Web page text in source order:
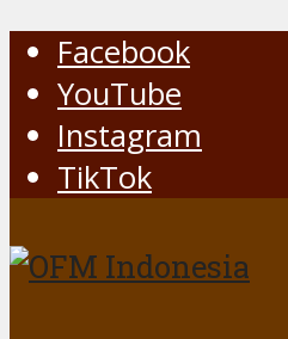
Facebook
YouTube
Instagram
TikTok